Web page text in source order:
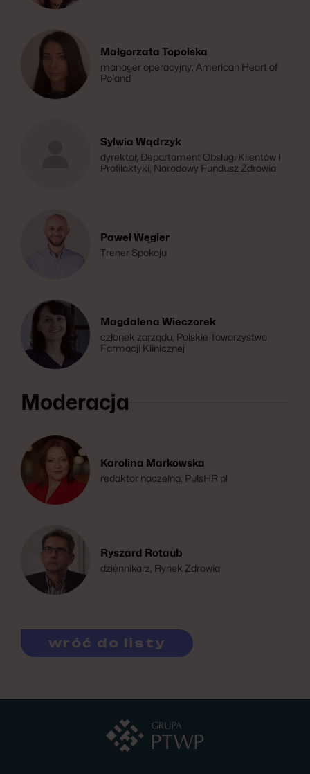
Małgorzata Topolska
manager operacyjny, American Heart of
Poland
Sylwia Wądrzyk
dyrektor, Departament Obsługi Klientów i
Profilaktyki, Narodowy Fundusz Zdrowia
Paweł Węgier
Trener Spokoju
Magdalena Wieczorek
członek zarządu, Polskie Towarzystwo
Farmacji Klinicznej
Moderacja
Karolina Markowska
redaktor naczelna, PulsHR.pl
Ryszard Rotaub
dziennikarz, Rynek Zdrowia
wróć do listy